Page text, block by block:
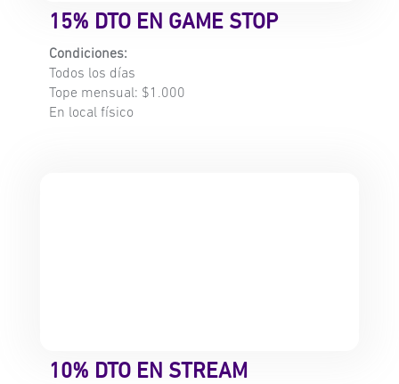
15% DTO EN GAME STOP
Condiciones:
Todos los días
Tope mensual: $1.000
En local físico
10% DTO EN STREAM